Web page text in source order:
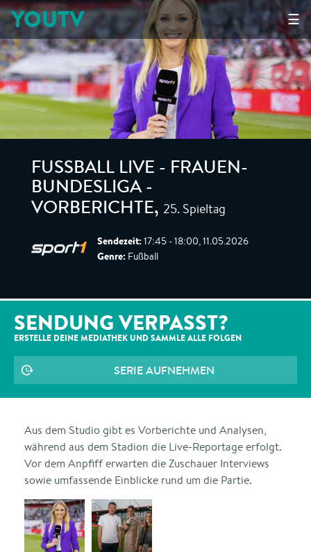
☰
YOUTV
FUSSBALL LIVE - FRAUEN-B
UNDESLIGA - V
ORBERICHTE
, 25. Spieltag
Sendezeit: 17:45 - 18:00, 11.05.2026
Genre: Fußball
SENDUNG VERPASST?
ERSTELLE DEINE MEDIATHEK UND SAMMLE ALLE FOLGEN
SERIE AUFNEHMEN
Aus dem Studio gibt es Vorberichte und Analysen,
während aus dem Stadion die Live-Reportage erfolgt.
Vor dem Anpfiff erwarten die Zuschauer Interviews
sowie umfassende Einblicke rund um die Partie.